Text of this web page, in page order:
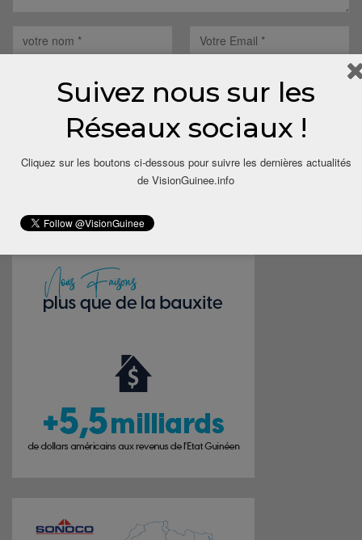
Save my name, email, and website in this browser for the next
time I comment.
Suivez nous sur les
Réseaux sociaux !
Cliquez sur les boutons ci-dessous pour suivre les dernières actualités
de VisionGuinee.info